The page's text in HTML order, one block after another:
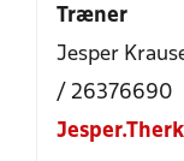
Træner
Jesper
/ 26376690